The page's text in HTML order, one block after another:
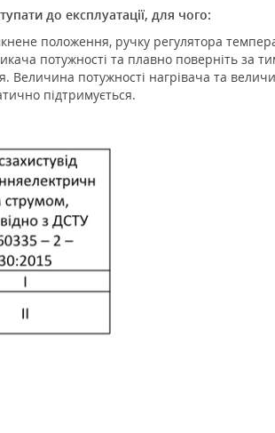
до експлуатації, для чого:
положення, ручку регулятора
потужності та плавно поверніть за
Величина потужності нагрівача та
підтримується.